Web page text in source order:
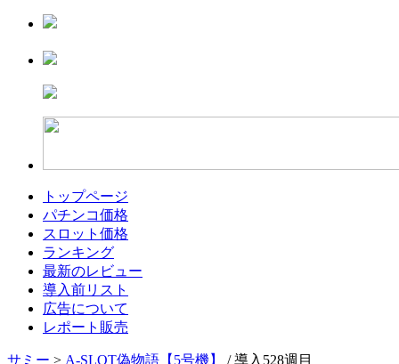
トップページ
パチンコ価格
スロット価格
ランキング
最新のレビュー
導入前リスト
広告について
レポート販売
サミー > A-SLOT偽物語【5号機】 / 導入528週目